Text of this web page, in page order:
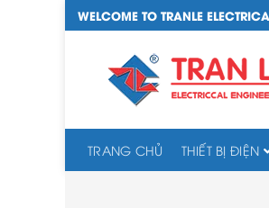
WELCOME TO TRANLE
TRANG CHỦ THIẾT BỊ ĐIỆN